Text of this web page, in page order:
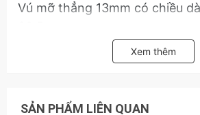
Vú mỡ thẳng 13mm có chiều
Vú mỡ cong 6mm có chiều dài
Vũ mỡ cong 8mm có chiều dài
Xem thêm
SẢN PHẨM LIÊN QUAN